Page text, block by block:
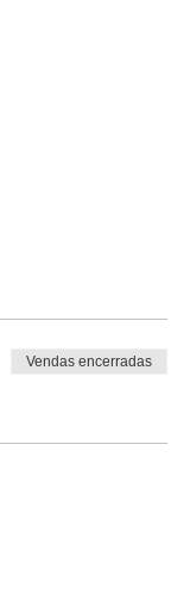
Vendas encerradas